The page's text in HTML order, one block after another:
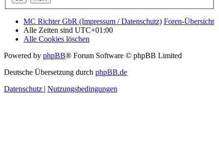
MC Richter GbR (Impressum / Datenschutz) Foren-Übersicht
Alle Zeiten sind UTC+01:00
Alle Cookies löschen
Powered by phpBB® Forum Software © phpBB Limited
Deutsche Übersetzung durch phpBB.de
Datenschutz | Nutzungsbedingungen